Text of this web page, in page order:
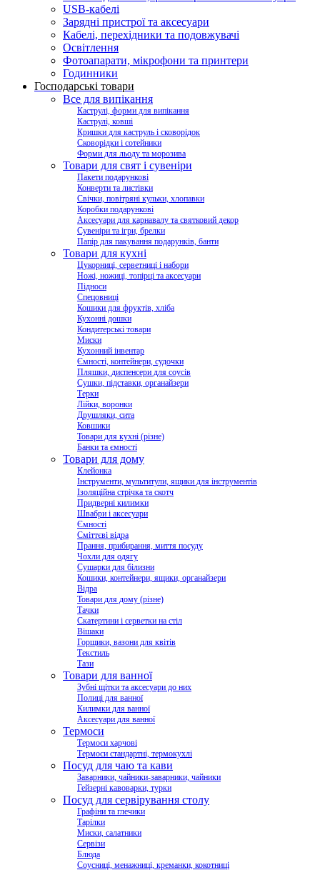
USB-кабелі
Зарядні пристрої та аксесуари
Кабелі, перехідники та подовжувачі
Освітлення
Фотоапарати, мікрофони та принтери
Годинники
Господарські товари
Все для випікання
Каструлі, форми для випікання
Каструлі, ковші
Кришки для каструль і сковорідок
Сковорідки і сотейники
Форми для льоду та морозива
Товари для свят і сувеніри
Пакети подарункові
Конверти та листівки
Свічки, повітряні кульки, хлопавки
Коробки подарункові
Аксесуари для карнавалу та святковий декор
Сувеніри та ігри, брелки
Папір для пакування подарунків, банти
Товари для кухні
Цукорниці, серветниці і набори
Ножі, ножиці, топірці та аксесуари
Підноси
Спецовниці
Кошики для фруктів, хліба
Кухонні дошки
Кондитерські товари
Миски
Кухонний інвентар
Ємності, контейнери, судочки
Пляшки, диспенсери для соусів
Сушки, підставки, органайзери
Терки
Лійки, воронки
Друшляки, сита
Ковшики
Товари для кухні (різне)
Банки та ємності
Товари для дому
Клейонка
Інструменти, мультитули, ящики для інструментів
Ізоляційна стрічка та скотч
Придверні килимки
Швабри і аксесуари
Ємності
Сміттєві відра
Прання, прибирання, миття посуду
Чохли для одягу
Сушарки для білизни
Кошики, контейнери, ящики, органайзери
Відра
Товари для дому (різне)
Тачки
Скатертини і серветки на стіл
Вішаки
Горщики, вазони для квітів
Текстиль
Тази
Товари для ванної
Зубні щітки та аксесуари до них
Полиці для ванної
Килимки для ванної
Аксесуари для ванної
Термоси
Термоси харчові
Термоси стандартні, термокухлі
Посуд для чаю та кави
Заварники, чайники-заварники, чайники
Гейзерні кавоварки, турки
Посуд для сервірування столу
Графіни та глечики
Тарілки
Миски, салатники
Сервізи
Блюда
Соусниці, менажниці, креманки, кокотниці